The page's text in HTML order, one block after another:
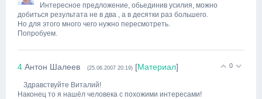
Интересное предложение, обьединив усилия, можно
добиться результата не в два , а в десятки раз большего.
Но для этого много чего нужно пересмотреть.
Попробуем.
0
4 Антон Шалеев (25.06.2007 20:19) [Материал]
Здравствуйте Виталий!
Наконец то я нашёл человека с похожими интересами!